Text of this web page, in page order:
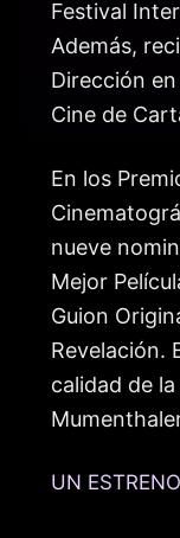
Festival
Además,
Dirección
Cine de
En los
nueve
Mejor
Guion
Revelación.
calidad de
UN